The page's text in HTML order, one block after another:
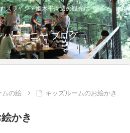
スライン・姫木平周辺の観光に
ハーモニー ブログ
ムの絵 キッズルームのお絵かき
かき